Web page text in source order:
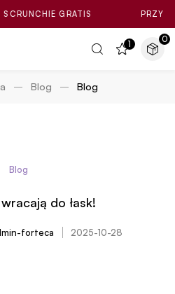
GRATIS PRZY
1 0
Blog Blog
Blog
do łask!
forteca 2025-10-28